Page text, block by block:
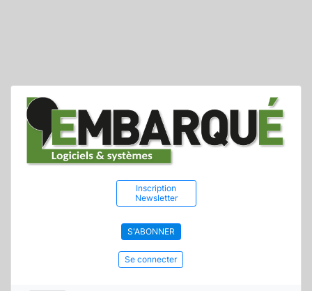
Inscription
Newsletter
S'ABONNER
Se connecter